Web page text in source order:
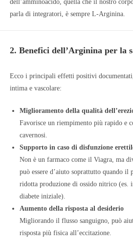
dell’amminoacido, quella che il nostro
parla di integratori, è sempre L-Arginina.
2. Benefici dell’Arginina per la
Ecco i principali effetti positivi
intima e vascolare:
Miglioramento della qualità
Favorisce un riempimento più rapido e
cavernosi.
Supporto in caso di disfunzione
Non è un farmaco come il Viagra, ma
può essere d’aiuto soprattutto quando il
ridotta produzione di ossido nitrico (es.
diabete iniziale).
Aumento della risposta al desiderio
Migliorando il flusso sanguigno, può
risposta più fisica all’eccitazione.